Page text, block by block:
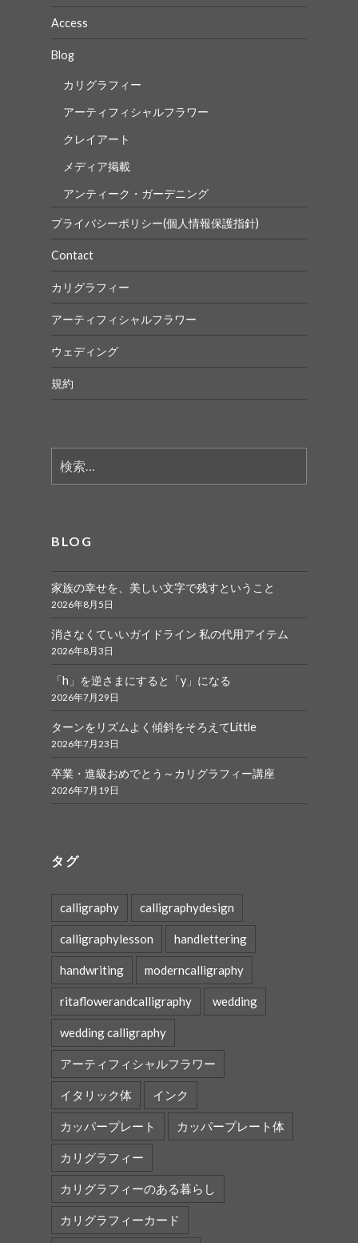
Access
Blog
カリグラフィー
アーティフィシャルフラワー
クレイアート
メディア掲載
アンティーク・ガーデニング
プライバシーポリシー(個人情報保護指針)
Contact
カリグラフィー
アーティフィシャルフラワー
ウェディング
規約
索:
BLOG
家族の幸せを、美しい文字で残すということ
2026年8月5日
消さなくていいガイドライン 私の代用アイテム
2026年8月3日
「h」を逆さまにすると「y」になる
2026年7月29日
ターンをリズムよく傾斜をそろえてLittle
2026年7月23日
卒業・進級おめでとう～カリグラフィー講座
2026年7月19日
タグ
calligraphy calligraphydesign
calligraphylesson handlettering
handwriting moderncalligraphy
ritaflowerandcalligraphy wedding
wedding calligraphy
アーティフィシャルフラワー
イタリック体 インク
カッパープレート カッパープレート体
カリグラフィー
カリグラフィーのある暮らし
カリグラフィーカード